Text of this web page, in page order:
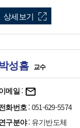
상세보기
박성흠 교수
메일:
화번호: 051-629-5574
구분야: 유기반도체